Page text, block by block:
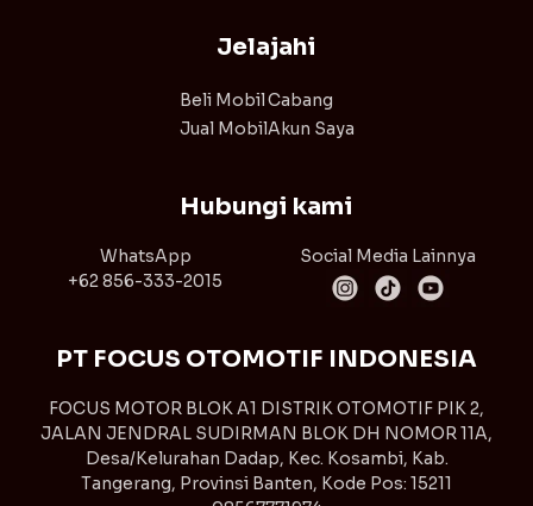
Jelajahi
Beli Mobil
Jual Mobil
Cabang
Akun Saya
Hubungi kami
WhatsApp
+62 856-333-2015
Social Media Lainnya
PT FOCUS OTOMOTIF INDONESIA
FOCUS MOTOR BLOK A1 DISTRIK OTOMOTIF PIK 2,
JALAN JENDRAL SUDIRMAN BLOK DH NOMOR 11A,
Desa/Kelurahan Dadap, Kec. Kosambi, Kab.
Tangerang, Provinsi Banten, Kode Pos: 15211